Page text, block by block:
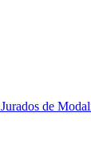
Jurados de